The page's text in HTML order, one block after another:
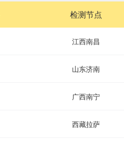
检测节点
江西南昌
山东济南
广西南宁
西藏拉萨